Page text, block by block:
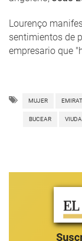
Lourenço
sentimientos de
empresario que
MUJER
BUCEAR VIUDA